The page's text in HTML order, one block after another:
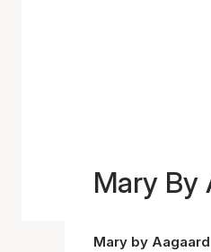
Mary By
Mary by Aagaard